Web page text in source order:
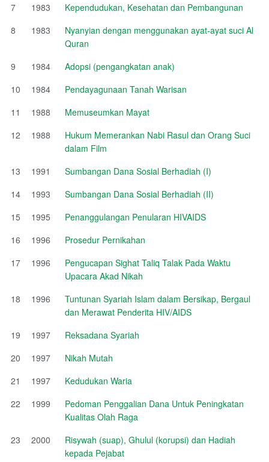
7
1983
Kependudukan, Kesehatan dan Pembangunan
8
1983
Nyanyian dengan menggunakan ayat-ayat suci Al
Quran
9
1984
Adopsi (pengangkatan anak)
10
1984
Pendayagunaan Tanah Warisan
11
1988
Memuseumkan Mayat
12
1988
Hukum Memerankan Nabi Rasul dan Orang Suci
dalam Film
13
1991
Sumbangan Dana Sosial Berhadiah (I)
14
1993
Sumbangan Dana Sosial Berhadiah (II)
15
1995
Penanggulangan Penularan HIVAIDS
16
1996
Prosedur Pernikahan
17
1996
Pengucapan Sighat Taliq Talak Pada Waktu
Upacara Akad Nikah
18
1996
Tuntunan Syariah Islam dalam Bersikap, Bergaul
dan Merawat Penderita HIV/AIDS
19
1997
Reksadana Syariah
20
1997
Nikah Mutah
21
1997
Kedudukan Waria
22
1999
Pedoman Penggalian Dana Untuk Peningkatan
Kualitas Olah Raga
23
2000
Risywah (suap), Ghulul (korupsi) dan Hadiah
kepada Pejabat